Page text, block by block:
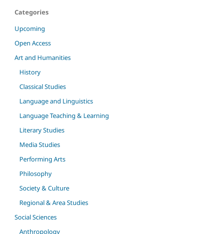
Categories
Upcoming
Open Access
Art and Humanities
History
Classical Studies
Language and Linguistics
Language Teaching & Learning
Literary Studies
Media Studies
Performing Arts
Philosophy
Society & Culture
Regional & Area Studies
Social Sciences
Anthropology